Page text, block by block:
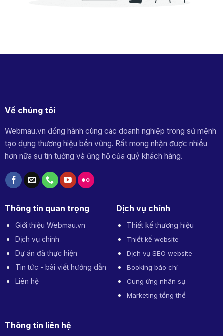
Về chúng tôi
Webmau.vn đồng hành cùng các doanh nghiệp trong sứ mệnh
tạo dựng thương hiệu bền vững. Rất mong nhận được nhiều
hơn nữa sự tin tưởng và ủng hộ của quý khách hàng.
Thông tin quan trọng
Giới thiệu Webmau.vn
Dịch vụ chính
Dự án đã thực hiện
Tin tức - bài viết hướng dẫn
Liên hệ
Dịch vụ chính
Thiết kế thương hiệu
Thiết kế website
Dịch vụ SEO website
Booking báo chí
Cung ứng nhân sự
Marketing tổng thể
Thông tin liên hệ